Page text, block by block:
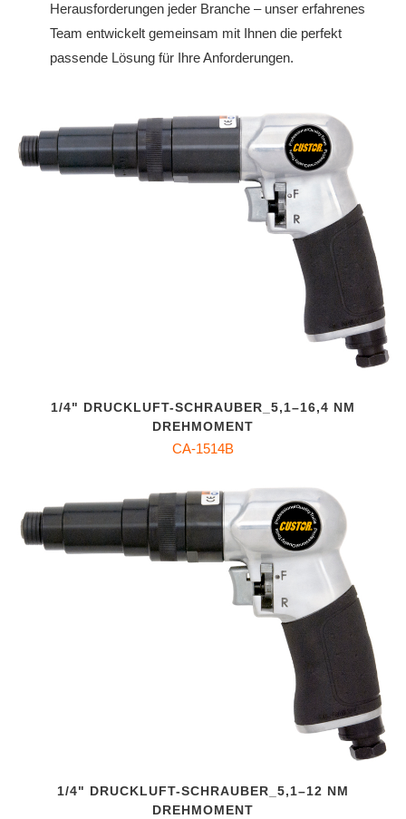
Herausforderungen jeder Branche – unser erfahrenes
Team entwickelt gemeinsam mit Ihnen die perfekt
passende Lösung für Ihre Anforderungen.
1/4" DRUCKLUFT-SCHRAUBER_5,1–16,4 NM
DREHMOMENT
CA-1514B
1/4" DRUCKLUFT-SCHRAUBER_5,1–12 NM
DREHMOMENT